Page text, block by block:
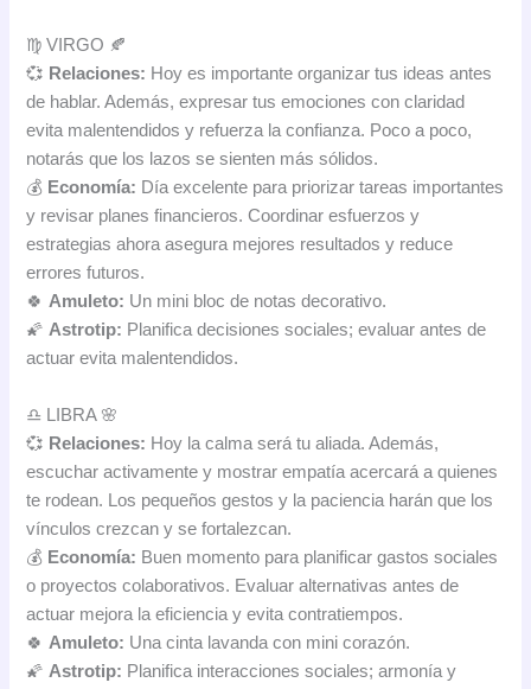
♍ VIRGO 🍂
💞 Relaciones: Hoy es importante organizar tus ideas antes
de hablar. Además, expresar tus emociones con claridad
evita malentendidos y refuerza la confianza. Poco a poco,
notarás que los lazos se sienten más sólidos.
💰 Economía: Día excelente para priorizar tareas importantes
y revisar planes financieros. Coordinar esfuerzos y
estrategias ahora asegura mejores resultados y reduce
errores futuros.
🍀Amuleto: Un mini bloc de notas decorativo.
🌠Astrotip: Planifica decisiones sociales; evaluar antes de
actuar evita malentendidos.
♎ LIBRA 🌸
💞 Relaciones: Hoy la calma será tu aliada. Además,
escuchar activamente y mostrar empatía acercará a quienes
te rodean. Los pequeños gestos y la paciencia harán que los
vínculos crezcan y se fortalezcan.
💰 Economía: Buen momento para planificar gastos sociales
o proyectos colaborativos. Evaluar alternativas antes de
actuar mejora la eficiencia y evita contratiempos.
🍀 Amuleto: Una cinta lavanda con mini corazón.
🌠 Astrotip: Planifica interacciones sociales; armonía y